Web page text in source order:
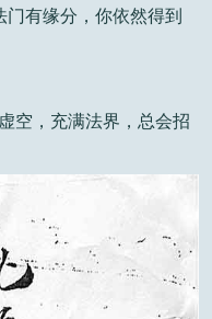
有缘分，你依然得到
空，充满法界，总会招